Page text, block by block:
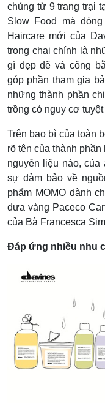
chủng từ 9 trang trại
Slow Food mà
Haircare mới của
trong chai chính là
gì đẹp đẽ và công
góp phần tham gia
những thành phần
trồng có nguy cơ tuyệt
Trên bao bì của toàn
rõ tên của thành
nguyên liệu nào,
sự đảm bảo về
phẩm MOMO dành
dưa vàng Paceco
của Bà Francesca
Đáp ứng nhiều nhu